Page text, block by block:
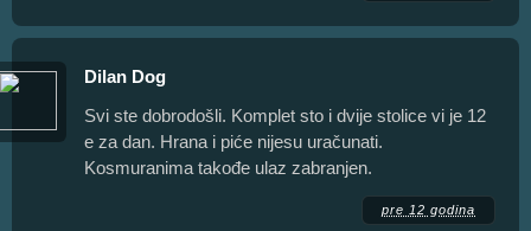
Dilan Dog
Svi ste dobrodošli. Komplet sto i dvije stolice vi je 12
e za dan. Hrana i piće nijesu uračunati.
Kosmuranima takođe ulaz zabranjen.
pre 12 godina